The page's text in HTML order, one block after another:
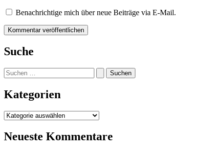
Benachrichtige mich über neue Beiträge via E-Mail.
Suche
Suchen
nach:
Kategorien
Kategorien
Neueste Kommentare